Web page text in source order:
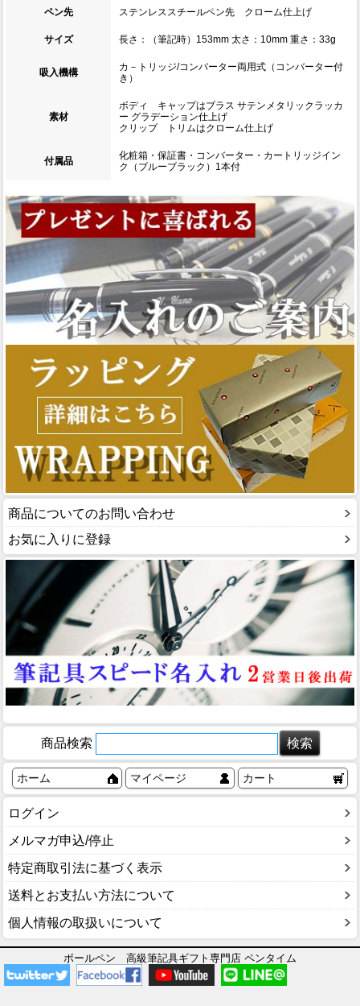
ペン先 ステンレススチールペン先 クローム仕上げ
サイズ 長さ：（筆記時）153mm 太さ：10mm 重さ：33g
吸入機構
カ－トリッジ/コンバーター両用式（コンバーター付
き）
素材
ボディ キャップはブラス サテンメタリックラッカ
ー グラデーション仕上げ
クリップ トリムはクローム仕上げ
付属品
化粧箱・保証書・コンバーター・カートリッジイン
ク（ブルーブラック）1本付
商品についてのお問い合わせ
お気に入りに登録
商品検索
ホーム マイページ カート
ログイン
メルマガ申込/停止
特定商取引法に基づく表示
送料とお支払い方法について
個人情報の取扱いについて
ボールペン 高級筆記具ギフト専門店 ペンタイム